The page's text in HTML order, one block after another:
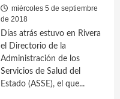
miércoles 5 de septiembre
de 2018
Días atrás estuvo en Rivera
el Directorio de la
Administración de los
Servicios de Salud del
Estado (ASSE), el que...